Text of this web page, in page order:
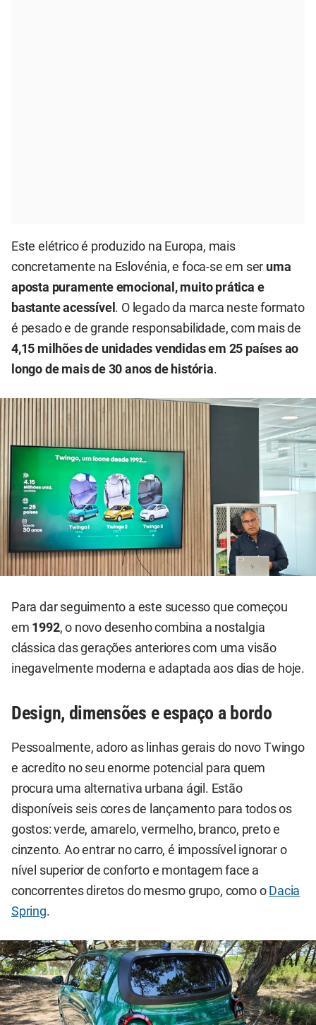
Este elétrico é produzido na Europa, mais
concretamente na Eslovénia, e foca-se em ser uma
aposta puramente emocional, muito prática e
bastante acessível . O legado da marca neste formato
é pesado e de grande responsabilidade, com mais de
4,15 milhões de unidades vendidas em 25 países ao
longo de mais de 30 anos de história.
Para dar seguimento a este sucesso que começou
em 1992, o novo desenho combina a nostalgia
clássica das gerações anteriores com uma visão
inegavelmente moderna e adaptada aos dias de hoje.
Design, dimensões e espaço a bordo
Pessoalmente, adoro as linhas gerais do novo Twingo
e acredito no seu enorme potencial para quem
procura uma alternativa urbana ágil. Estão
disponíveis seis cores de lançamento para todos os
gostos: verde, amarelo, vermelho, branco, preto e
cinzento. Ao entrar no carro, é impossível ignorar o
nível superior de conforto e montagem face a
concorrentes diretos do mesmo grupo, como o Dacia
Spring.